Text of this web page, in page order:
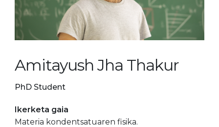
Amitayush Jha Thakur
PhD Student
Ikerketa gaia
Materia kondentsatuaren fisika.